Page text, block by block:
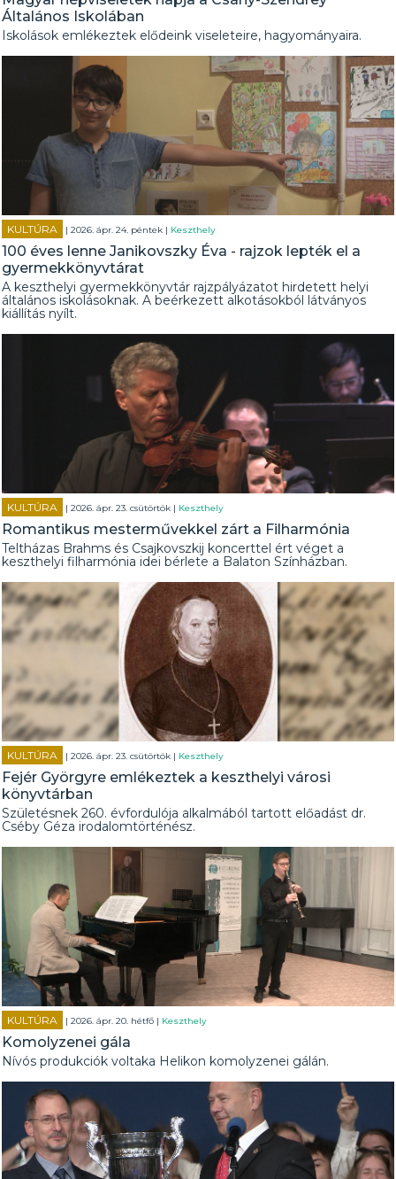
Általános Iskolában
Iskolások emlékeztek elődeink viseleteire, hagyományaira.
KULTÚRA | 2026. ápr. 24. péntek | Keszthely
100 éves lenne Janikovszky Éva - rajzok lepték el a
gyermekkönyvtárat
A keszthelyi gyermekkönyvtár rajzpályázatot hirdetett helyi
általános iskolásoknak. A beérkezett alkotásokból látványos
kiállítás nyílt.
KULTÚRA | 2026. ápr. 23. csütörtök | Keszthely
Romantikus mesterművekkel zárt a Filharmónia
Teltházas Brahms és Csajkovszkij koncerttel ért véget a
keszthelyi filharmónia idei bérlete a Balaton Színházban.
KULTÚRA | 2026. ápr. 23. csütörtök | Keszthely
Fejér Györgyre emlékeztek a keszthelyi városi
könyvtárban
Születésnek 260. évfordulója alkalmából tartott előadást dr.
Cséby Géza irodalomtörténész.
KULTÚRA | 2026. ápr. 20. hétfő | Keszthely
Komolyzenei gála
Nívós produkciók voltaka Helikon komolyzenei gálán.